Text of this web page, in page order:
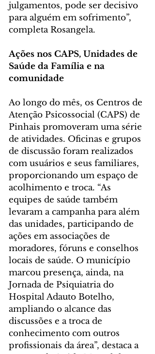
julgamentos, pode ser decisivo
para alguém em sofrimento”,
completa Rosangela.
Ações nos CAPS, Unidades de
Saúde da Família e na
comunidade
Ao longo do mês, os Centros de
Atenção Psicossocial (CAPS) de
Pinhais promoveram uma série
de atividades. Oficinas e grupos
de discussão foram realizados
com usuários e seus familiares,
proporcionando um espaço de
acolhimento e troca. “As
equipes de saúde também
levaram a campanha para além
das unidades, participando de
ações em associações de
moradores, fóruns e conselhos
locais de saúde. O município
marcou presença, ainda, na
Jornada de Psiquiatria do
Hospital Adauto Botelho,
ampliando o alcance das
discussões e a troca de
conhecimento com outros
profissionais da área”, destaca a